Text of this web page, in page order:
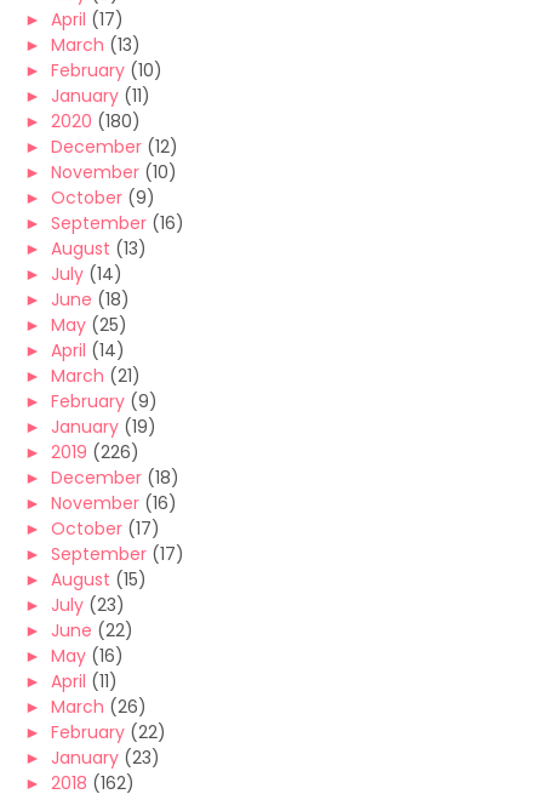
► April (17)
► March (13)
► February (10)
► January (11)
► 2020 (180)
► December (12)
► November (10)
► October (9)
► September (16)
► August (13)
► July (14)
► June (18)
► May (25)
► April (14)
► March (21)
► February (9)
► January (19)
► 2019 (226)
► December (18)
► November (16)
► October (17)
► September (17)
► August (15)
► July (23)
► June (22)
► May (16)
► April (11)
► March (26)
► February (22)
► January (23)
► 2018 (162)